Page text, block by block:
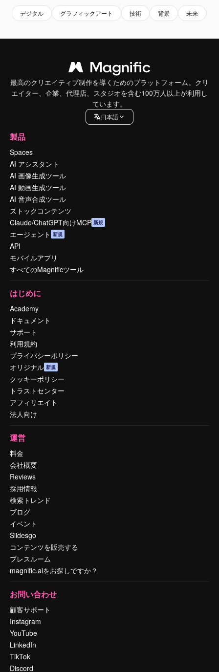
デジタル グラフィックアート 技術 背景 未来
最高のクリエイティブ制作を導くためのプラットフォーム。クリ
エイター、企業、代理店、スタジオを含む100万人以上が利用し
ています。
日本語
製品
Spaces
AI アシスタント
AI 画像生成ツール
AI 動画生成ツール
AI 音声合成ツール
ストックコンテンツ
Claude/ChatGPT向けMCP 新規
エージェント 新規
API
モバイルアプリ
すべてのMagnificツール
はじめに
Academy
ドキュメント
サポート
利用規約
プライバシーポリシー
オリジナル 新規
クッキーポリシー
トラストセンター
アフィリエイト
法人向け
運営
料金
会社概要
Reviews
採用情報
検索トレンド
ブログ
イベント
Slidesgo
コンテンツを販売する
プレスルーム
magnific.aiをお探しですか？
お問い合わせ
顧客サポート
Instagram
YouTube
LinkedIn
TikTok
Discord